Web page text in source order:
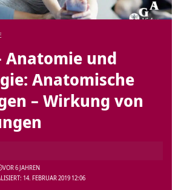
Anatomie und
Anatomische
– Wirkung von
14. FEBRUAR 2019 12:06
VOR 6 JAHREN